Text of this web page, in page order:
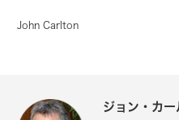
John Carlton
ジョン・カー